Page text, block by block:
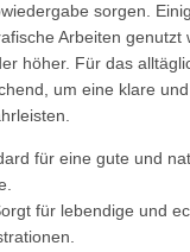
sorgen.
Arbeiten genutzt
höher. Für das
um eine klare
für eine gute und
für lebendige und